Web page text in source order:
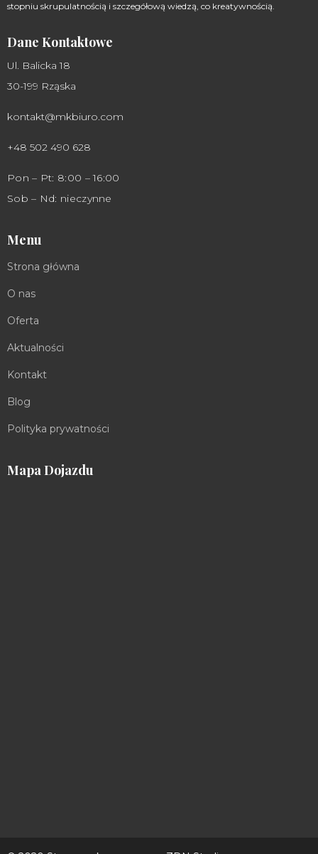
stopniu skrupulatnością i szczegółową wiedzą, co kreatywnością.
Dane Kontaktowe
Ul. Balicka 18
30-199 Rząska
kontakt@mkbiuro.com
+48 502 490 628
Pon – Pt: 8:00 – 16:00
Sob – Nd: nieczynne
Menu
Strona główna
O nas
Oferta
Aktualności
Kontakt
Blog
Polityka prywatności
Mapa Dojazdu